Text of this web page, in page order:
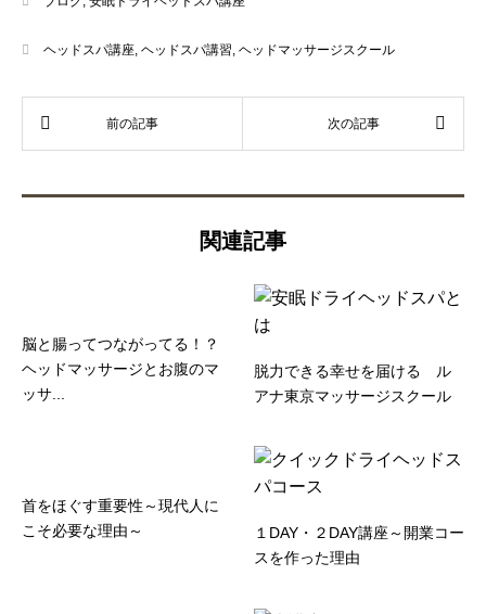
ヘッドスパ講座, ヘッドスパ講習, ヘッドマッサージスクール
関連記事
脳と腸ってつながってる！？
ヘッドマッサージとお腹のマ
ッサ...
脱力できる幸せを届ける ル
アナ東京マッサージスクール
首をほぐす重要性～現代人に
こそ必要な理由～
１DAY・２DAY講座～開業コー
スを作った理由